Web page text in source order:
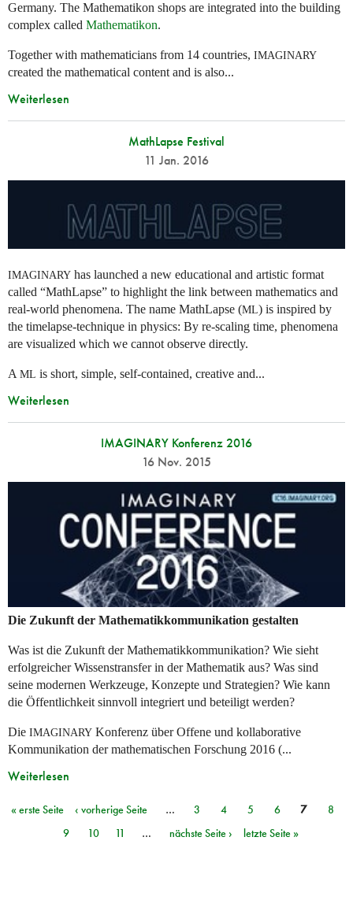
Germany. The Mathematikon shops are integrated into the building
complex called Mathematikon.
Together with mathematicians from 14 countries, IMAGINARY
created the mathematical content and is also...
Weiterlesen
MathLapse Festival
11 Jan. 2016
IMAGINARY has launched a new educational and artistic format
called “MathLapse” to highlight the link between mathematics and
real-world phenomena. The name MathLapse (ML) is inspired by
the timelapse-technique in physics: By re-scaling time, phenomena
are visualized which we cannot observe directly.
A ML is short, simple, self-contained, creative and...
Weiterlesen
IMAGINARY Konferenz 2016
16 Nov. 2015
Die Zukunft der Mathematikkommunikation gestalten
Was ist die Zukunft der Mathematikkommunikation? Wie sieht
erfolgreicher Wissenstransfer in der Mathematik aus? Was sind
seine modernen Werkzeuge, Konzepte und Strategien? Wie kann
die Öffentlichkeit sinnvoll integriert und beteiligt werden?
Die IMAGINARY Konferenz über Offene und kollaborative
Kommunikation der mathematischen Forschung 2016 (...
Weiterlesen
Seiten
« erste Seite ‹ vorherige Seite … 3 4 5 6 7
8
9
10 11 … nächste Seite › letzte Seite »